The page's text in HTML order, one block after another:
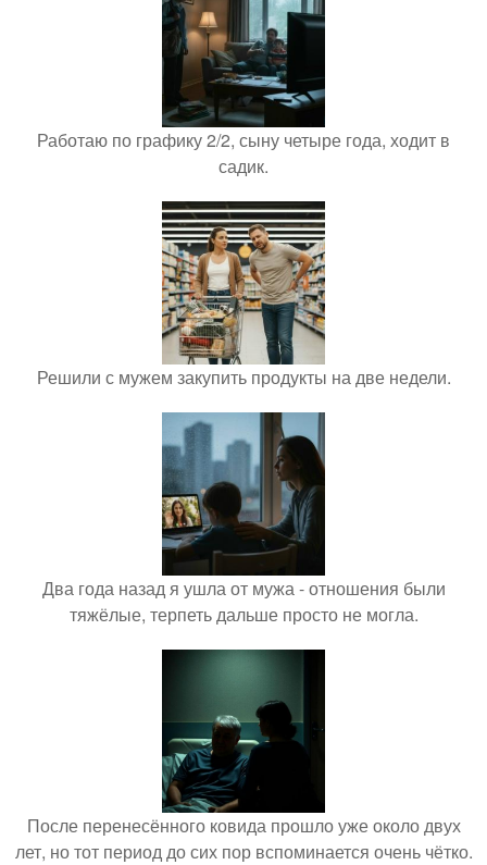
Работаю по графику 2/2, сыну четыре года, ходит в
садик.
Решили с мужем закупить продукты на две недели.
Два года назад я ушла от мужа - отношения были
тяжёлые, терпеть дальше просто не могла.
После перенесённого ковида прошло уже около двух
лет, но тот период до сих пор вспоминается очень чётко.